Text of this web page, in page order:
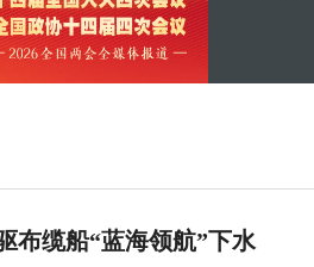
布缆船“蓝海领航”下水